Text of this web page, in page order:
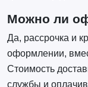
Можно ли
Да, рассрочка и
оформлении,
Стоимость
службы и